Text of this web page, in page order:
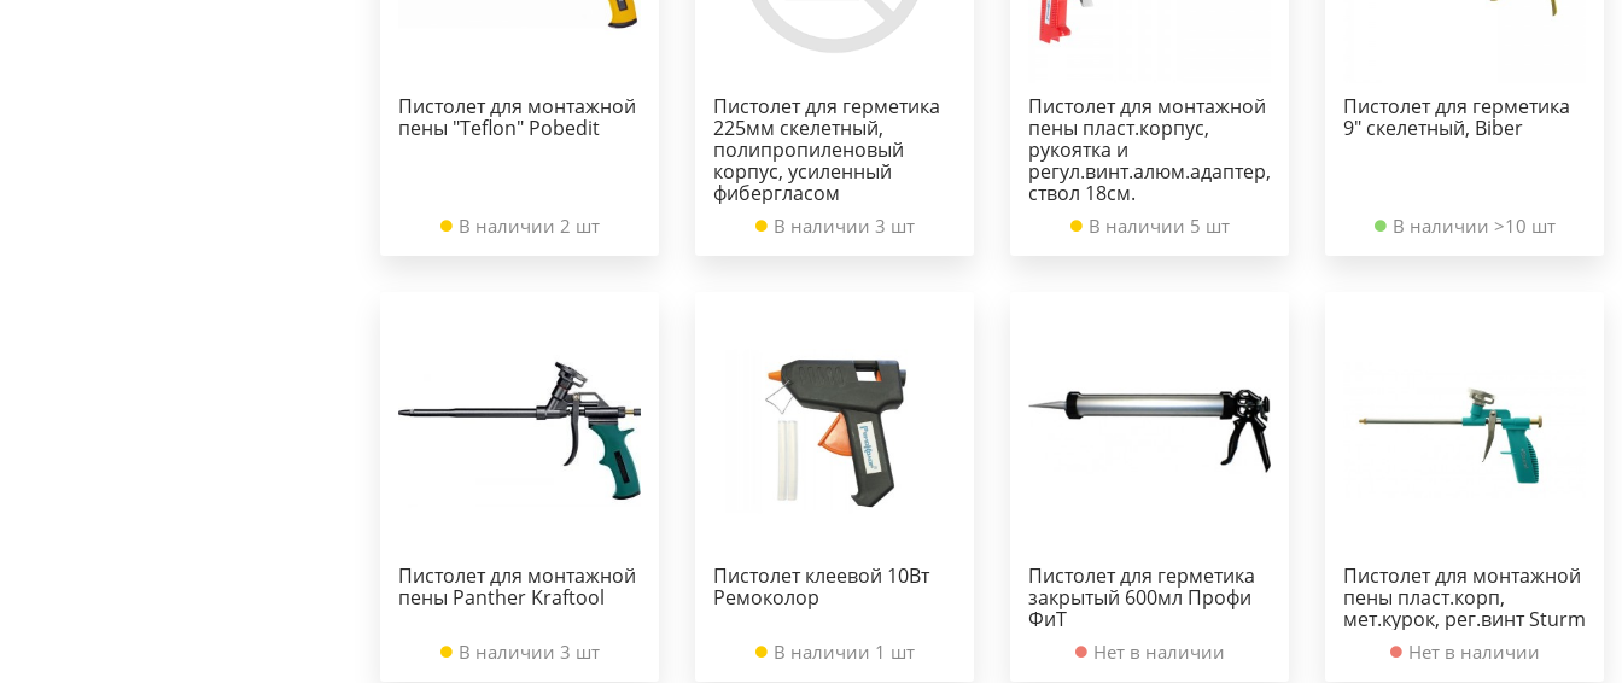
Пистолет для монтажной
пены "Teflon" Pobedit
В наличии 2 шт
Пистолет для герметика
225мм скелетный,
полипропиленовый
корпус, усиленный
фибергласом
В наличии 3 шт
Пистолет для монтажной
пены пласт.корпус,
рукоятка и
регул.винт.алюм.адаптер,
ствол 18см.
В наличии 5 шт
Пистолет для герметика
9" скелетный, Biber
В наличии >10 шт
Пистолет для монтажной
пены Panther Kraftool
В наличии 3 шт
Пистолет клеевой 10Вт
Ремоколор
В наличии 1 шт
Пистолет для герметика
закрытый 600мл Профи
ФиТ
Нет в наличии
Пистолет для монтажной
пены пласт.корп,
мет.курок, рег.винт Sturm
Нет в наличии